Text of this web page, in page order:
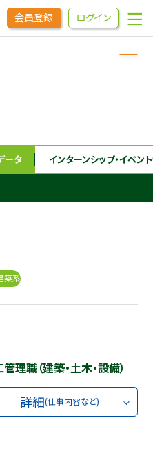
会員登録 ログイン
ントをさがす
ータ インターンシップ・イベン
築系
理職（建築・土木・設備）
詳細(仕事内容など)